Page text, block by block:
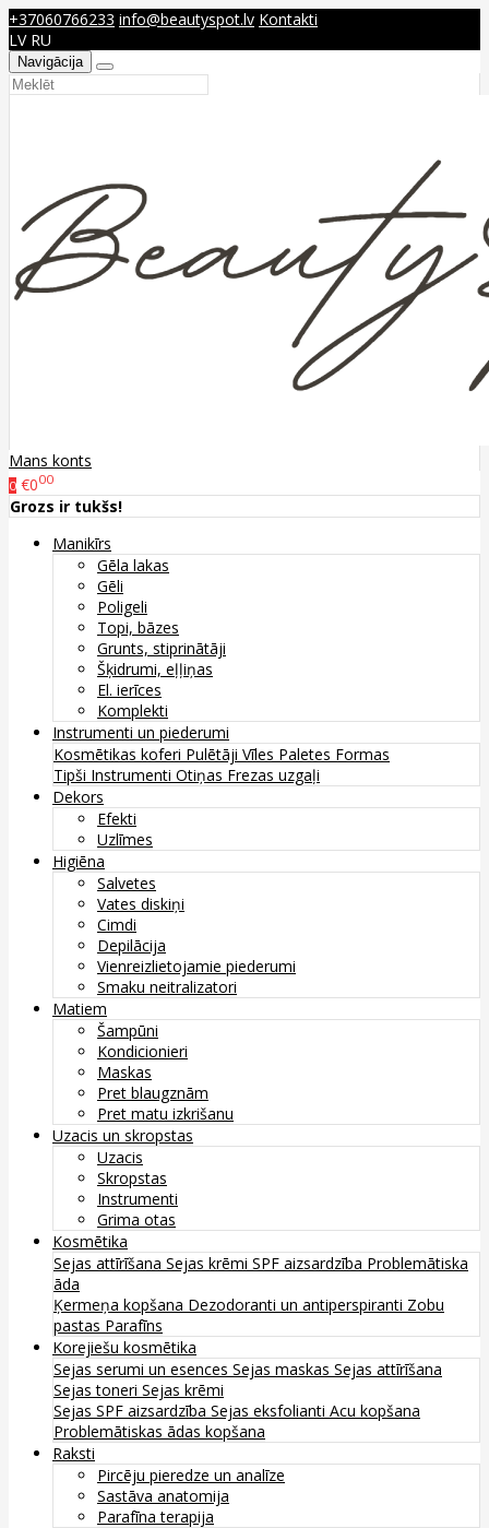
+37060766233 info@beautyspot.lv Kontakti
LV RU
Navigācija
Mans konts
0 €000
Grozs ir tukšs!
Manikīrs
Gēla lakas
Gēli
Poligeli
Topi, bāzes
Grunts, stiprinātāji
Šķidrumi, eļļiņas
El. ierīces
Komplekti
Instrumenti un piederumi
Kosmētikas koferi Pulētāji Vīles Paletes Formas
Tipši Instrumenti Otiņas Frezas uzgaļi
Dekors
Efekti
Uzlīmes
Higiēna
Salvetes
Vates diskiņi
Cimdi
Depilācija
Vienreizlietojamie piederumi
Smaku neitralizatori
Matiem
Šampūni
Kondicionieri
Maskas
Pret blaugznām
Pret matu izkrišanu
Uzacis un skropstas
Uzacis
Skropstas
Instrumenti
Grima otas
Kosmētika
Sejas attīrīšana Sejas krēmi SPF aizsardzība Problemātiska
āda
Ķermeņa kopšana Dezodoranti un antiperspiranti Zobu
pastas Parafīns
Korejiešu kosmētika
Sejas serumi un esences Sejas maskas Sejas attīrīšana
Sejas toneri Sejas krēmi
Sejas SPF aizsardzība Sejas eksfolianti Acu kopšana
Problemātiskas ādas kopšana
Raksti
Pircēju pieredze un analīze
Sastāva anatomija
Parafīna terapija